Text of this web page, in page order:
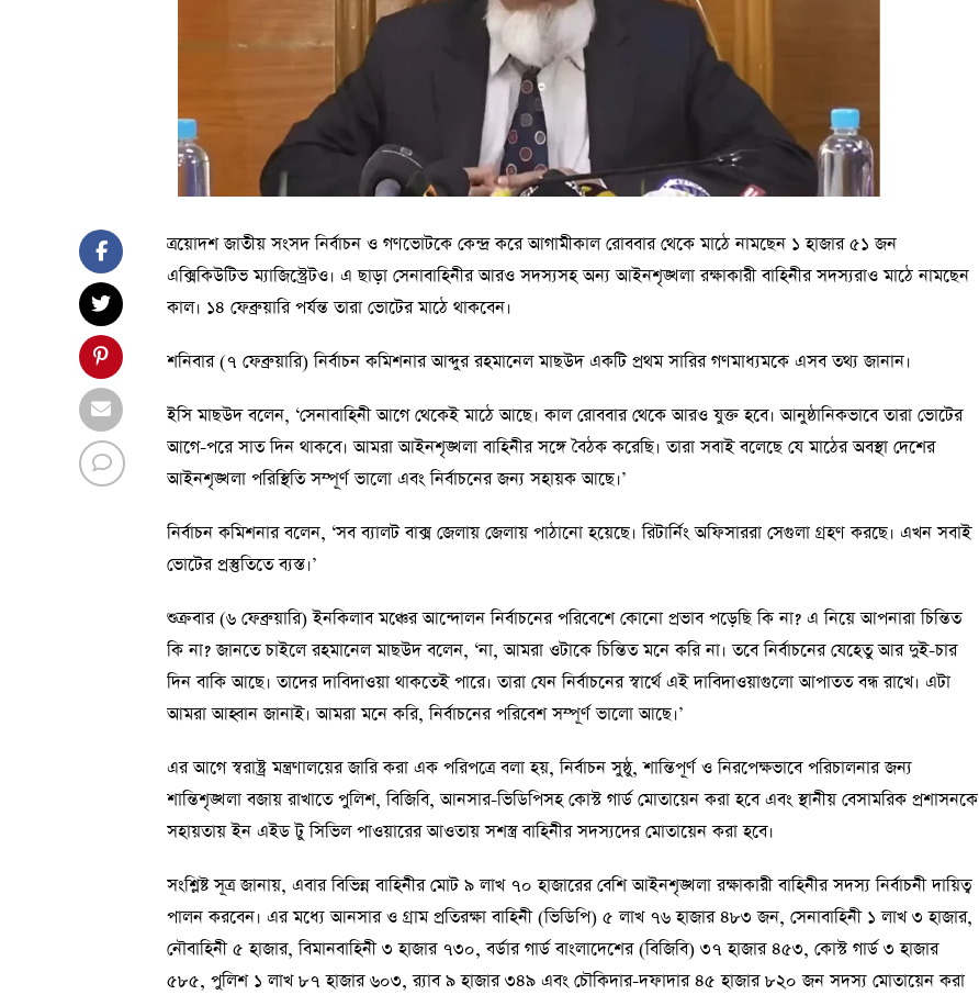
ত্রয়োদশ জাতীয় সংসদ নির্বাচন ও গণভোটকে কেন্দ্র করে আগামীকাল রোববার থেকে মাঠে নামছেন ১ হাজার ৫১ জন
এক্সিকিউটিভ ম্যাজিস্ট্রেটও। এ ছাড়া সেনাবাহিনীর আরও সদস্যসহ অন্য আইনশৃঙ্খলা রক্ষাকারী বাহিনীর সদস্যরাও মাঠে নামছেন
কাল। ১৪ ফেব্রুয়ারি পর্যন্ত তারা ভোটের মাঠে থাকবেন।
শনিবার (৭ ফেব্রুয়ারি) নির্বাচন কমিশনার আব্দুর রহমানেল মাছউদ একটি প্রথম সারির গণমাধ্যমকে এসব তথ্য জানান।
ইসি মাছউদ বলেন, ‘সেনাবাহিনী আগে থেকেই মাঠে আছে। কাল রোববার থেকে আরও যুক্ত হবে। আনুষ্ঠানিকভাবে তারা ভোটের
আগে-পরে সাত দিন থাকবে। আমরা আইনশৃঙ্খলা বাহিনীর সঙ্গে বৈঠক করেছি। তারা সবাই বলেছে যে মাঠের অবস্থা দেশের
আইনশৃঙ্খলা পরিস্থিতি সম্পূর্ণ ভালো এবং নির্বাচনের জন্য সহায়ক আছে।’
নির্বাচন কমিশনার বলেন, ‘সব ব্যালট বাক্স জেলায় জেলায় পাঠানো হয়েছে। রিটার্নিং অফিসাররা সেগুলা গ্রহণ করছে। এখন সবাই
ভোটের প্রস্তুতিতে ব্যস্ত।’
শুক্রবার (৬ ফেব্রুয়ারি) ইনকিলাব মঞ্চের আন্দোলন নির্বাচনের পরিবেশে কোনো প্রভাব পড়েছি কি না? এ নিয়ে আপনারা চিন্তিত
কি না? জানতে চাইলে রহমানেল মাছউদ বলেন, ‘না, আমরা ওটাকে চিন্তিত মনে করি না। তবে নির্বাচনের যেহেতু আর দুই-চার
দিন বাকি আছে। তাদের দাবিদাওয়া থাকতেই পারে। তারা যেন নির্বাচনের স্বার্থে এই দাবিদাওয়াগুলো আপাতত বন্ধ রাখে। এটা
আমরা আহ্বান জানাই। আমরা মনে করি, নির্বাচনের পরিবেশ সম্পূর্ণ ভালো আছে।’
এর আগে স্বরাষ্ট্র মন্ত্রণালয়ের জারি করা এক পরিপত্রে বলা হয়, নির্বাচন সুষ্ঠু, শান্তিপূর্ণ ও নিরপেক্ষভাবে পরিচালনার জন্য
শান্তিশৃঙ্খলা বজায় রাখাতে পুলিশ, বিজিবি, আনসার-ভিডিপিসহ কোস্ট গার্ড মোতায়েন করা হবে এবং স্থানীয় বেসামরিক প্রশাসনকে
সহায়তায় ইন এইড টু সিভিল পাওয়ারের আওতায় সশস্ত্র বাহিনীর সদস্যদের মোতায়েন করা হবে।
সংশ্লিষ্ট সূত্র জানায়, এবার বিভিন্ন বাহিনীর মোট ৯ লাখ ৭০ হাজারের বেশি আইনশৃঙ্খলা রক্ষাকারী বাহিনীর সদস্য নির্বাচনী দায়িত্ব
পালন করবেন। এর মধ্যে আনসার ও গ্রাম প্রতিরক্ষা বাহিনী (ভিডিপি) ৫ লাখ ৭৬ হাজার ৪৮৩ জন, সেনাবাহিনী ১ লাখ ৩ হাজার,
নৌবাহিনী ৫ হাজার, বিমানবাহিনী ৩ হাজার ৭৩০, বর্ডার গার্ড বাংলাদেশের (বিজিবি) ৩৭ হাজার ৪৫৩, কোস্ট গার্ড ৩ হাজার
৫৮৫, পুলিশ ১ লাখ ৮৭ হাজার ৬০৩, র‍্যাব ৯ হাজার ৩৪৯ এবং চৌকিদার-দফাদার ৪৫ হাজার ৮২০ জন সদস্য মোতায়েন করা